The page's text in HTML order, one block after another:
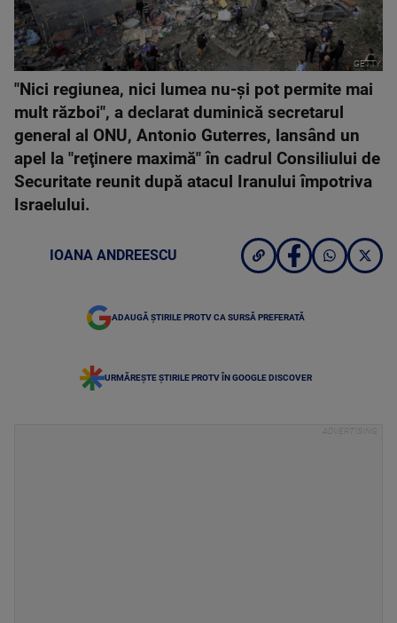
GETTY
"Nici regiunea, nici lumea nu-şi pot permite mai
mult război", a declarat duminică secretarul
general al ONU, Antonio Guterres, lansând un
apel la "reţinere maximă" în cadrul Consiliului de
Securitate reunit după atacul Iranului împotriva
Israelului.
IOANA ANDREESCU
ADAUGĂ ȘTIRILE PROTV CA SURSĂ PREFERATĂ
URMĂREȘTE ȘTIRILE PROTV ÎN GOOGLE DISCOVER